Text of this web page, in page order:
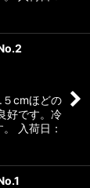
cmほどの
好です。冷
入荷日：